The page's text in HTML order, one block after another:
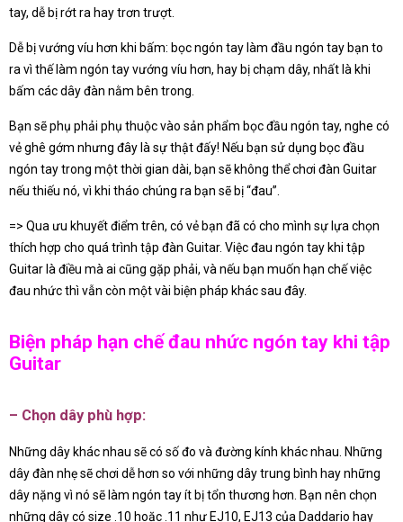
tay, dễ bị rớt ra hay trơn trượt.
Dễ bị vướng víu hơn khi bấm: bọc ngón tay làm đầu ngón tay bạn to
ra vì thế làm ngón tay vướng víu hơn, hay bị chạm dây, nhất là khi
bấm các dây đàn nằm bên trong.
Bạn sẽ phụ phải phụ thuộc vào sản phẩm bọc đầu ngón tay, nghe có
vẻ ghê gớm nhưng đây là sự thật đấy! Nếu bạn sử dụng bọc đầu
ngón tay trong một thời gian dài, bạn sẽ không thể chơi đàn Guitar
nếu thiếu nó, vì khi tháo chúng ra bạn sẽ bị “đau”.
=> Qua ưu khuyết điểm trên, có vẻ bạn đã có cho mình sự lựa chọn
thích hợp cho quá trình tập đàn Guitar. Việc đau ngón tay khi tập
Guitar là điều mà ai cũng gặp phải, và nếu bạn muốn hạn chế việc
đau nhức thì vẫn còn một vài biện pháp khác sau đây.
Biện pháp hạn chế đau nhức ngón tay khi tập
Guitar
– Chọn dây phù hợp:
Những dây khác nhau sẽ có số đo và đường kính khác nhau. Những
dây đàn nhẹ sẽ chơi dễ hơn so với những dây trung bình hay những
dây nặng vì nó sẽ làm ngón tay ít bị tổn thương hơn. Bạn nên chọn
những dây có size .10 hoặc .11 như EJ10, EJ13 của Daddario hay